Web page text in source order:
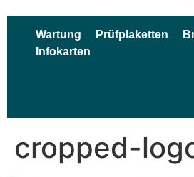
Wartung Prüfplaketten
Infokarten
cropped-